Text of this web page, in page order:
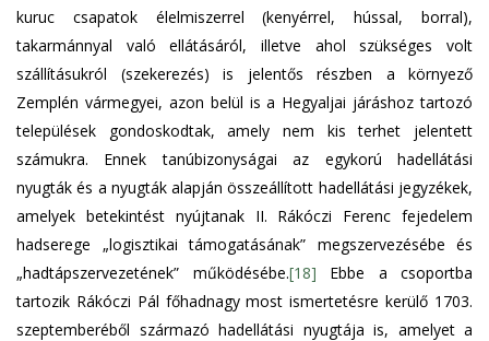
kuruc csapatok élelmiszerrel (kenyérrel, hússal, borral),
takarmánnyal való ellátásáról, illetve ahol szükséges volt
szállításukról (szekerezés) is jelentős részben a környező
Zemplén vármegyei, azon belül is a Hegyaljai járáshoz tartozó
települések gondoskodtak, amely nem kis terhet jelentett
számukra. Ennek tanúbizonyságai az egykorú hadellátási
nyugták és a nyugták alapján összeállított hadellátási jegyzékek,
amelyek betekintést nyújtanak II. Rákóczi Ferenc fejedelem
hadserege „logisztikai támogatásának” megszervezésébe és
„hadtápszervezetének” működésébe.[18] Ebbe a csoportba
tartozik Rákóczi Pál főhadnagy most ismertetésre kerülő 1703.
szeptemberéből származó hadellátási nyugtája is, amelyet a